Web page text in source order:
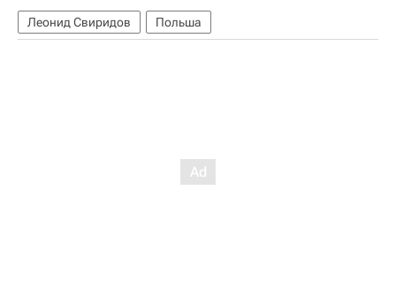
Леонид Свиридов Польша